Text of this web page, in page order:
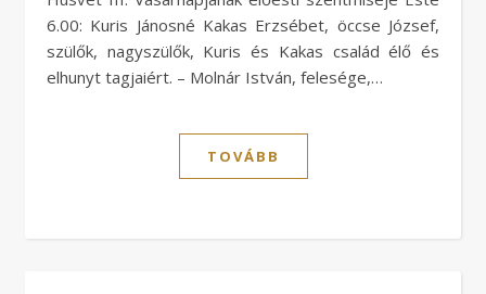
6.00: Kuris Jánosné Kakas Erzsébet, öccse József,
szülők, nagyszülők, Kuris és Kakas család élő és
elhunyt tagjaiért. – Molnár István, felesége,…
TOVÁBB